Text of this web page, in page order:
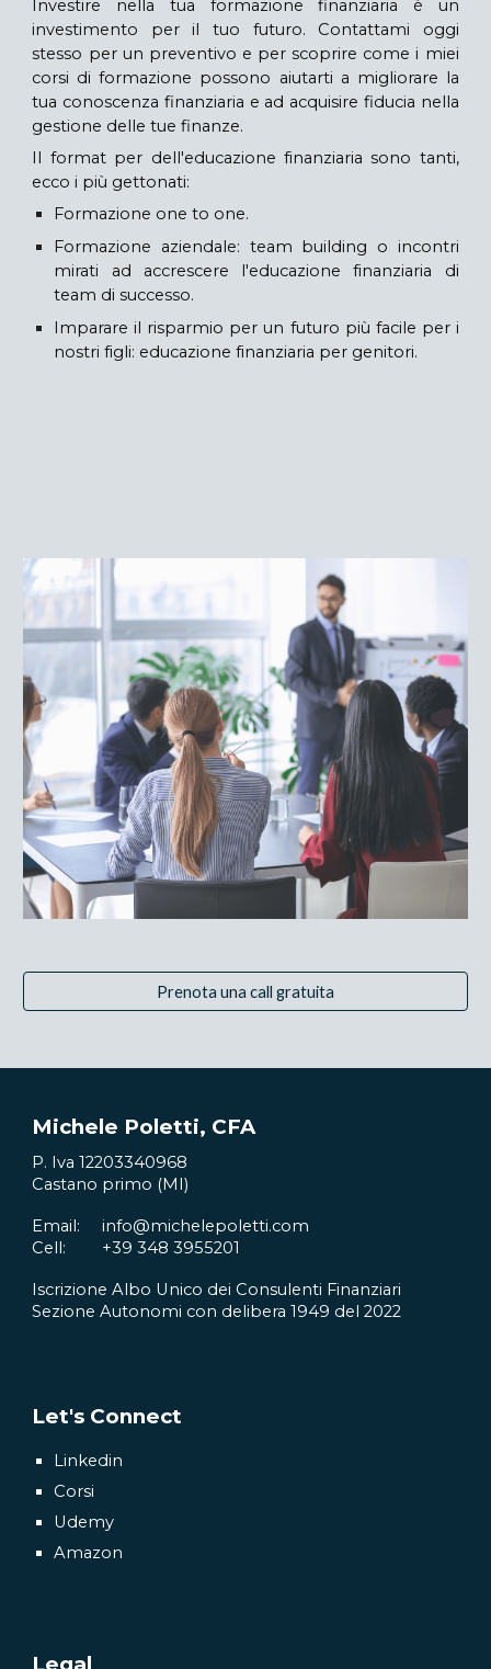
Investire nella tua formazione finanziaria è un
investimento per il tuo futuro. Contattami oggi
stesso per un preventivo e per scoprire come i miei
corsi di formazione possono aiutarti a migliorare la
tua conoscenza finanziaria e ad acquisire fiducia nella
gestione delle tue finanze.
Il format per dell'educazione finanziaria sono tanti,
ecco i più gettonati:
Formazione one to one.
Formazione aziendale: team building o incontri
mirati ad accrescere l'educazione finanziaria di
team di successo.
Imparare il risparmio per un futuro più facile per i
nostri figli: educazione finanziaria per genitori.
Prenota una call gratuita
Michele Poletti, CFA
P. Iva12203340968
Castano primo (MI)
Email:
info@michelepoletti.com
Cell:
+39348 3955201
Iscrizione Albo Unico dei Consulenti Finanziari
Sezione Autonomi con delibera 1949 del 2022
Let's Connect
Linkedin
Corsi
Udemy
Amazon